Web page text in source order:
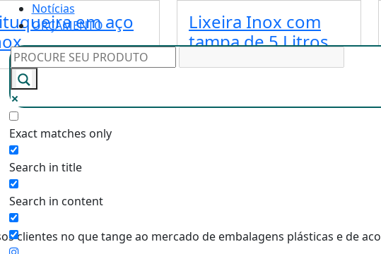
Notícias
ORÇAMENTO
Exact matches only
Search in title
Search in content
em aço
Lixeira Inox com
tampa de 5 Litros
clientes no que tange ao mercado de embalagens plásticas e de